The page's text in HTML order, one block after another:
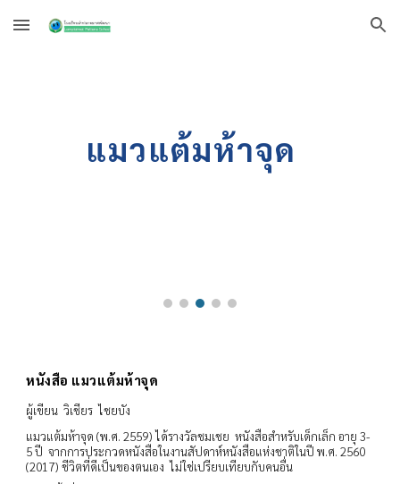
Skip to main content Skip to navigation
แมวแต้มห้าจุด
หนังสือ แมวแต้มห้าจุด
ผู้เขียน วิเชียร ไชยบัง
แมวแต้มห้าจุด (พ.ศ. 2559) ได้รางวัลชมเชย หนังสือสำหรับเด็กเล็ก อายุ 3-
5 ปี จากการประกวดหนังสือในงานสัปดาห์หนังสือแห่งชาติในปี พ.ศ. 2560
(2017) ชีวิตที่ดีเป็นของตนเอง ไม่ใช่เปรียบเทียบกับคนอื่น